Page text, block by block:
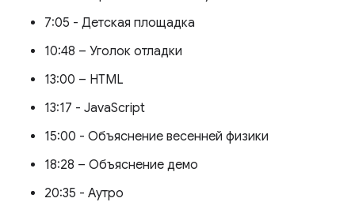
7:05 - Детская площадка
10:48 – Уголок отладки
13:00 – HTML
13:17 - JavaScript
15:00 - Объяснение весенней физики
18:28 – Объяснение демо
20:35 - Аутро